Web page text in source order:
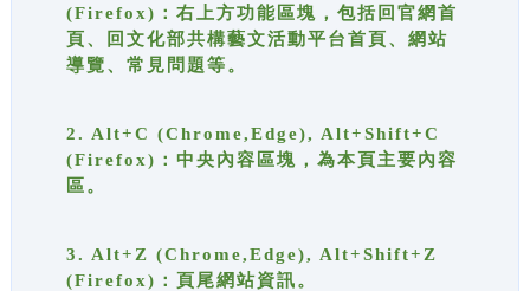
(Firefox)：右上方功能區塊，包括回官網首
頁、回文化部共構藝文活動平台首頁、網站
導覽、常見問題等。
2. Alt+C (Chrome,Edge), Alt+Shift+C
(Firefox)：中央內容區塊，為本頁主要內容
區。
3. Alt+Z (Chrome,Edge), Alt+Shift+Z
(Firefox)：頁尾網站資訊。